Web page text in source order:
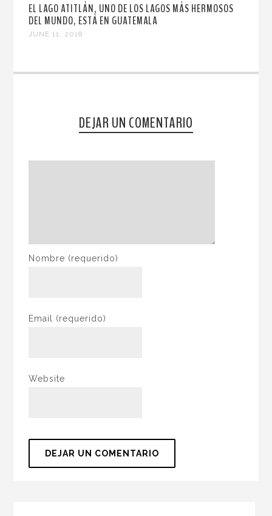
EL LAGO ATITLÁN, UNO DE LOS LAGOS MÁS HERMOSOS
DEL MUNDO, ESTÁ EN GUATEMALA
JUNE 11, 2018
DEJAR UN COMENTARIO
Nombre (requerido)
Email (requerido)
Website